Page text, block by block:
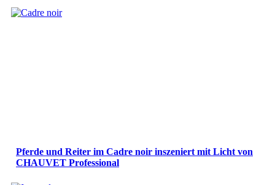
Pferde und Reiter im Cadre noir inszeniert mit Licht von
CHAUVET Professional